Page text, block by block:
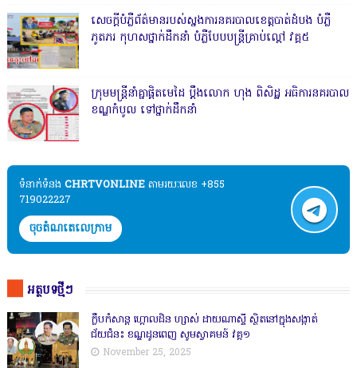
សេចក្តីបំភ្លឺព័ត៌មានរបស់ស្នងការនគរបាលខេត្តបាត់ដំបង បំភ្លឺ
ភូតភរ កុហសថ្នាក់ដឹកនាំ បំភ្លឺបែបបន្ត្រីគ្រាប់ល្ពៅ វគ្គ៥
ក្រុមមន្ត្រីនាំគ្នាផ្ដិតមេដៃ ប្ដឹងលោក ហុង ពិសិដ្ឋ អធិការនគរបាល
ខណ្ឌកំបូល ទៅថ្នាក់ដឹកនាំ
ទំនាក់ទំនង​​ CHRTVONLINE តាមរយៈលេខ +855
719022227
ចុចតំណតេលេក្រាម
អត្ថបទថ្មីៗ
ក្លឹបកំសាន្ត ហ្គោលដិន ហ្សាស់ ដាយណាស្ទី ស្ថិតនៅក្នុងសង្កាត់
ជ័យជំនះ ខណ្ឌដូនពេញ សូមស្វាគមន៍ វគ្គ១
November 25, 2025